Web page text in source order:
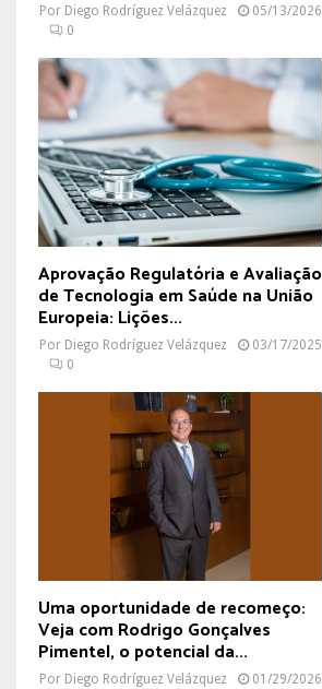
Por Diego Rodríguez Velázquez
05/13/2026
0
Aprovação Regulatória e Avaliação
de Tecnologia em Saúde na União
Europeia: Lições...
Por Diego Rodríguez Velázquez
03/17/2025
0
Uma oportunidade de recomeço:
Veja com Rodrigo Gonçalves
Pimentel, o potencial da...
Por Diego Rodríguez Velázquez
01/29/2026